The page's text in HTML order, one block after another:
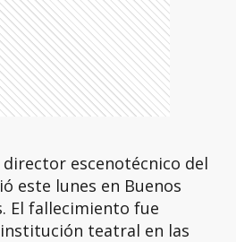
escenotécnico del
este lunes en Buenos
El fallecimiento fue
teatral en las